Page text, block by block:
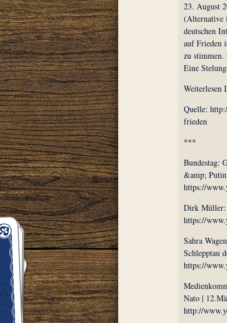
23. August
(Alternative
deutschen
auf Frieden
zu stimmen.
Eine
Weiterlesen
Quelle:
frieden
***
Bundestag:
&amp;
https://
Dirk Müller:
https://
Sahra
Schlepptau
https://
Nato |
http://